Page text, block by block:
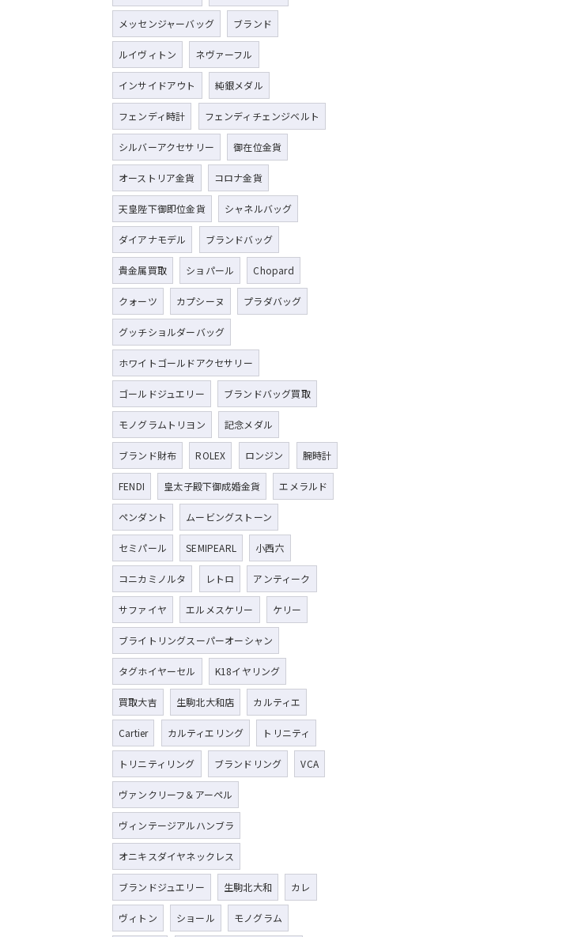
メッセンジャーバッグ ブランド
ルイヴィトン ネヴァーフル
インサイドアウト 純銀メダル
フェンディ時計 フェンディチェンジベルト
シルバーアクセサリー 御在位金貨
オーストリア金貨 コロナ金貨
天皇陛下御即位金貨 シャネルバッグ
ダイアナモデル ブランドバッグ
貴金属買取 ショパール Chopard
クォーツ カプシーヌ プラダバッグ
グッチショルダーバッグ
ホワイトゴールドアクセサリー
ゴールドジュエリー ブランドバッグ買取
モノグラムトリヨン 記念メダル
ブランド財布 ROLEX ロンジン 腕時計
FENDI 皇太子殿下御成婚金貨 エメラルド
ペンダント ムービングストーン
セミパール SEMIPEARL 小西六
コニカミノルタ レトロ アンティーク
サファイヤ エルメスケリー ケリー
ブライトリングスーパーオーシャン
タグホイヤーセル K18イヤリング
買取大吉 生駒北大和店 カルティエ
Cartier カルティエリング トリニティ
トリニティリング ブランドリング VCA
ヴァンクリーフ＆アーペル
ヴィンテージアルハンブラ
オニキスダイヤネックレス
ブランドジュエリー 生駒北大和 カレ
ヴィトン ショール モノグラム